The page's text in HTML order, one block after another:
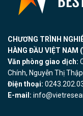
CHƯƠNG TRÌNH
HÀNG ĐẦU VIỆT NAM
Văn phòng giao dịch:
Chính, Nguyễn Thị
Điện thoại:
E-mail: